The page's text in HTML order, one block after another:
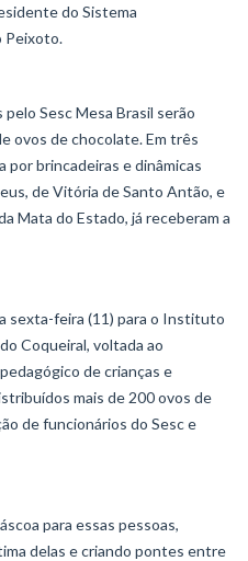
do Sistema
Peixoto.
Sesc Mesa Brasil serão
ovos de chocolate. Em três
por brincadeiras e dinâmicas
de Vitória de Santo Antão, e
Mata do Estado, já receberam a
sexta-feira (11) para o Instituto
Coqueiral, voltada ao
de crianças e
mais de 200 ovos de
de funcionários do Sesc e
para essas pessoas,
delas e criando pontes entre